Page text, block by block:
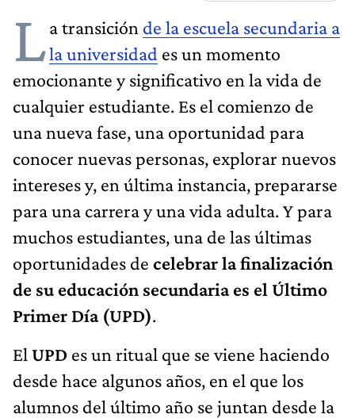
La transición de la escuela secundaria a
la universidad es un momento
emocionante y significativo en la vida de
cualquier estudiante. Es el comienzo de
una nueva fase, una oportunidad para
conocer nuevas personas, explorar nuevos
intereses y, en última instancia, prepararse
para una carrera y una vida adulta. Y para
muchos estudiantes, una de las últimas
oportunidades de celebrar la finalización
de su educación secundaria es el Último
Primer Día (UPD).
El UPD es un ritual que se viene haciendo
desde hace algunos años, en el que los
alumnos del último año se juntan desde la